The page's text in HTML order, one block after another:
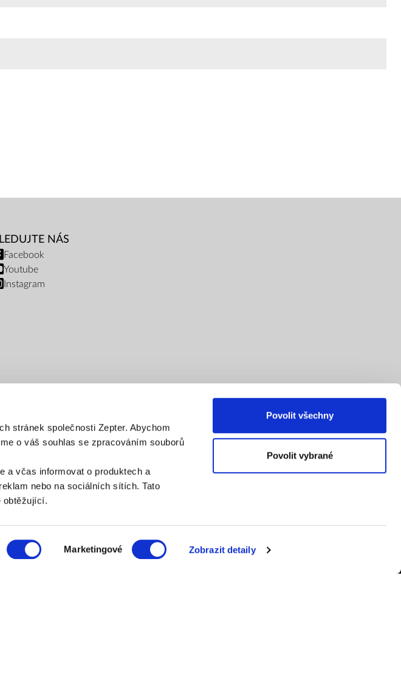
stránek společnosti Zepter. Abychom
o váš souhlas se zpracováním souborů
a včas informovat o produktech a
nebo na sociálních sítích. Tato
obtěžující.
Marketingové Zobrazit detaily
Povolit všechny
Povolit vybrané
NÁS
Facebook
Youtube
Instagram
Platba na dobírku